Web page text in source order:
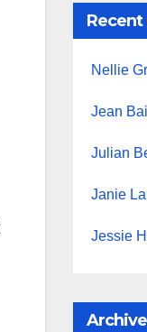
Nellie
Jean
Julian
Janie
Jessie